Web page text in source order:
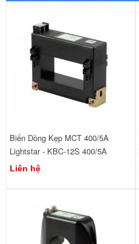
Biến Dòng Kẹp MCT 400/5A
Lightstar - KBC-12S 400/5A
Liên hệ